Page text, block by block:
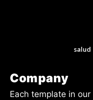
salud
Company
Each template in